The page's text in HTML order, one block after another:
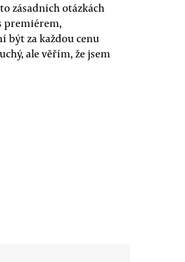
zásadních otázkách
premiérem,
být za každou cenu
ale věřím, že jsem